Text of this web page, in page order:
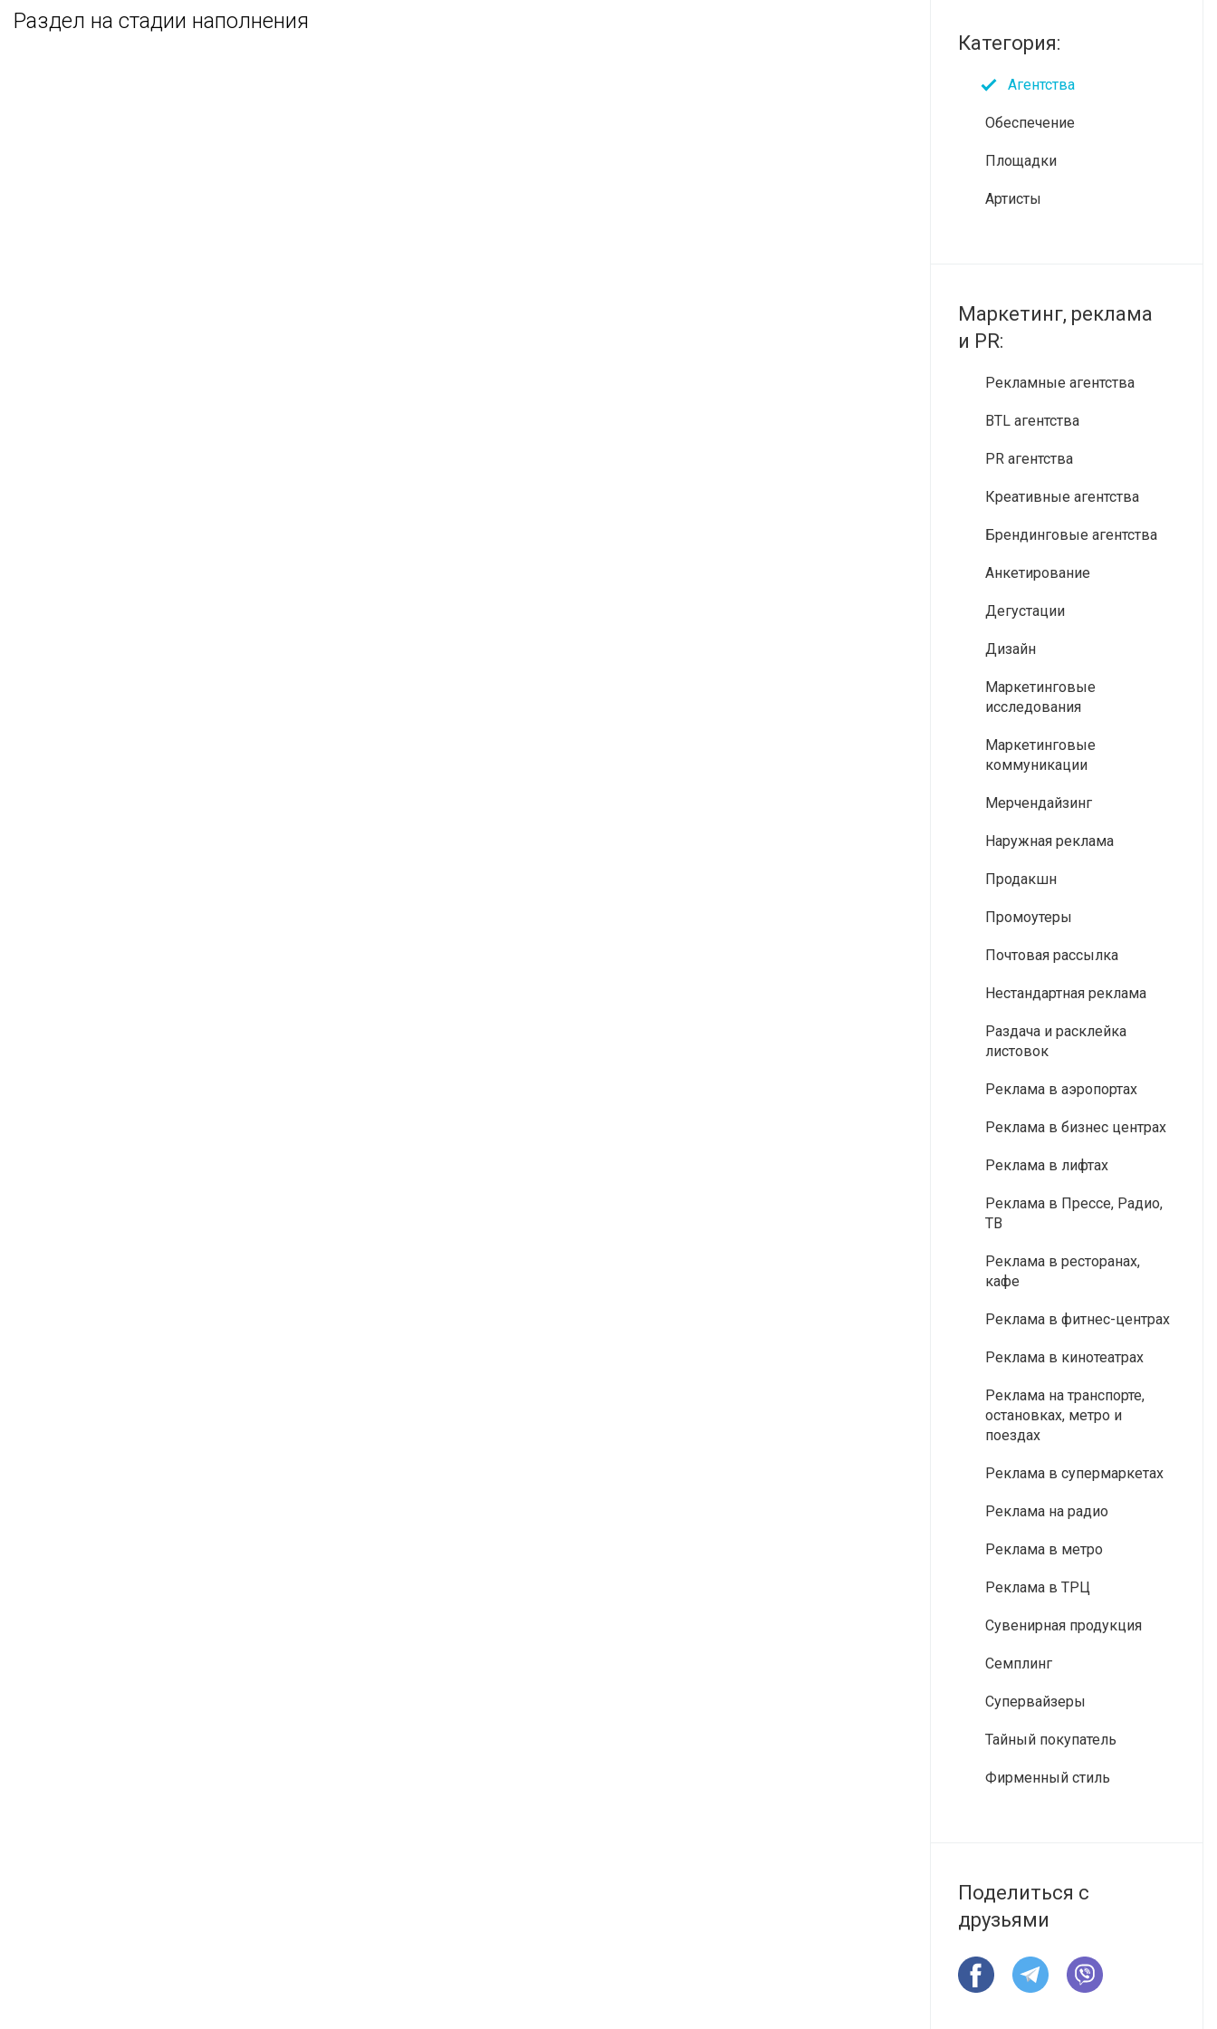
Раздел на стадии наполнения
Категория:
Агентства
Обеспечение
Площадки
Артисты
Маркетинг, реклама
и PR:
Рекламные агентства
BTL агентства
PR агентства
Креативные агентства
Брендинговые агентства
Анкетирование
Дегустации
Дизайн
Маркетинговые
исследования
Маркетинговые
коммуникации
Мерчендайзинг
Наружная реклама
Продакшн
Промоутеры
Почтовая рассылка
Нестандартная реклама
Раздача и расклейка
листовок
Реклама в аэропортах
Реклама в бизнес центрах
Реклама в лифтах
Реклама в Прессе, Радио,
ТВ
Реклама в ресторанах,
кафе
Реклама в фитнес-центрах
Реклама в кинотеатрах
Реклама на транспорте,
остановках, метро и
поездах
Реклама в супермаркетах
Реклама на радио
Реклама в метро
Реклама в ТРЦ
Сувенирная продукция
Семплинг
Супервайзеры
Тайный покупатель
Фирменный стиль
Поделиться с
друзьями